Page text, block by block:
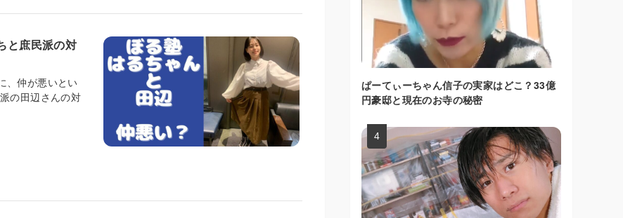
と庶民派の対
、仲が悪いとい
の田辺さんの対
ぱーてぃーちゃん信子の実家はどこ？33億
円豪邸と現在のお寺の秘密